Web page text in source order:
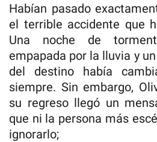
Habían pasado
el terrible accidente que
Una noche de
empapada por la lluvia y
del destino había
siempre. Sin embargo,
su regreso llegó un
que ni la persona más
ignorarlo;